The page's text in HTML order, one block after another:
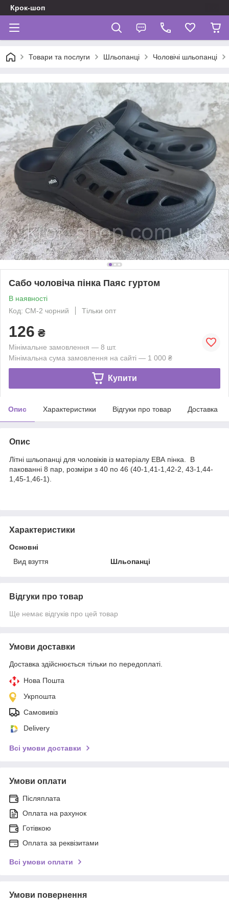
Крок-шоп
Товари та послуги Шльопанці Чоловічі шльопанці
Сабо чоловіча пінка Паяс гуртом
В наявності
Код: СМ-2 чорний
Тільки опт
126 ₴
Мінімальне замовлення — 8 шт.
Мінімальна сума замовлення на сайті — 1 000 ₴
Купити
Опис Характеристики Відгуки про товар Доставка
Опис
Літні шльопанці для чоловіків із матеріалу ЕВА пінка. В
пакованні 8 пар, розміри з 40 по 46 (40-1,41-1,42-2, 43-1,44-
1,45-1,46-1).
Характеристики
Основні
Вид взуття
Шльопанці
Відгуки про товар
Ще немає відгуків про цей товар
Умови доставки
Доставка здійснюється тільки по передоплаті.
Нова Пошта
Укрпошта
Самовивіз
Delivery
Всі умови доставки
Умови оплати
Післяплата
Оплата на рахунок
Готівкою
Оплата за реквізитами
Всі умови оплати
Умови повернення